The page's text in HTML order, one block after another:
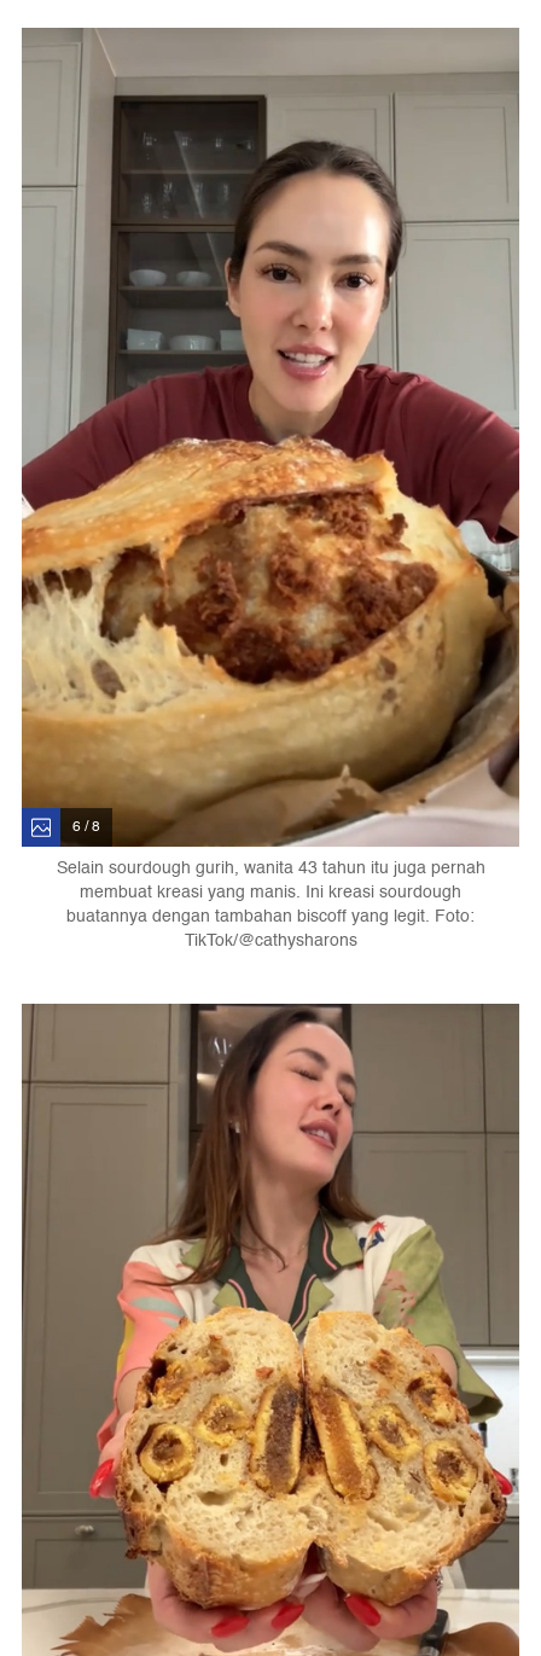
6 / 8
Selain sourdough gurih, wanita 43 tahun itu juga pernah
membuat kreasi yang manis. Ini kreasi sourdough
buatannya dengan tambahan biscoff yang legit. Foto:
TikTok/@cathysharons